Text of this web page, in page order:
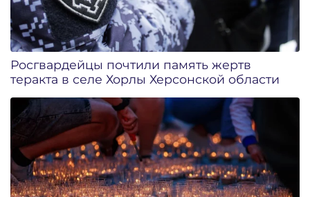
Росгвардейцы почтили память жертв
теракта в селе Хорлы Херсонской области